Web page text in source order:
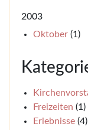
2003
Oktober (1)
Freizeiten (1)
Erlebnisse (4)